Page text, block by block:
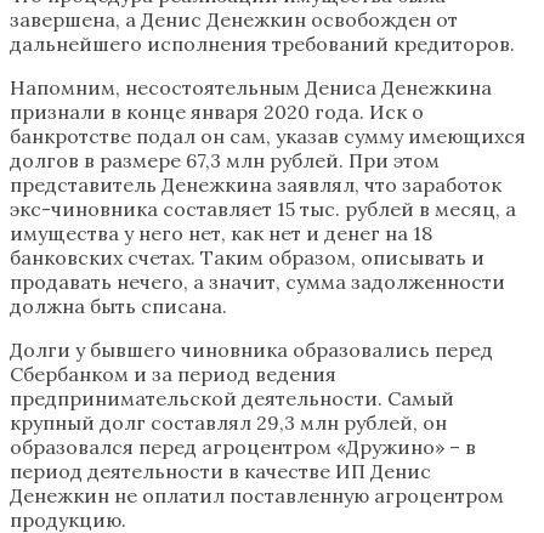
завершена, а Денис Денежкин освобожден от
дальнейшего исполнения требований кредиторов.
Напомним, несостоятельным Дениса Денежкина
признали в конце января 2020 года. Иск о
банкротстве подал он сам, указав сумму имеющихся
долгов в размере 67,3 млн рублей. При этом
представитель Денежкина заявлял, что заработок
экс-чиновника составляет 15 тыс. рублей в месяц, а
имущества у него нет, как нет и денег на 18
банковских счетах. Таким образом, описывать и
продавать нечего, а значит, сумма задолженности
должна быть списана.
Долги у бывшего чиновника образовались перед
Сбербанком и за период ведения
предпринимательской деятельности. Самый
крупный долг составлял 29,3 млн рублей, он
образовался перед агроцентром «Дружино» – в
период деятельности в качестве ИП Денис
Денежкин не оплатил поставленную агроцентром
продукцию.